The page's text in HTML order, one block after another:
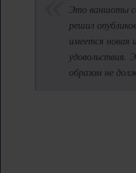
Это ваншоты
решил
имеется новая
удовольствия.
образом не